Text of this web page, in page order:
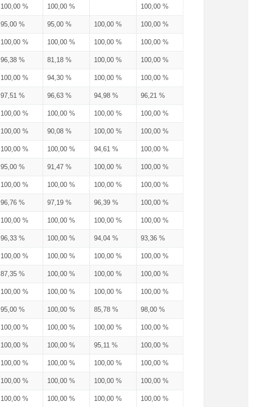
100,00 % 100,00 % 100,00 %
95,00 % 95,00 % 100,00 % 100,00 %
100,00 % 100,00 % 100,00 % 100,00 %
96,38 % 81,18 % 100,00 % 100,00 %
100,00 % 94,30 % 100,00 % 100,00 %
97,51 % 96,63 % 94,98 % 96,21 %
100,00 % 100,00 % 100,00 % 100,00 %
100,00 % 90,08 % 100,00 % 100,00 %
100,00 % 100,00 % 94,61 % 100,00 %
95,00 % 91,47 % 100,00 % 100,00 %
100,00 % 100,00 % 100,00 % 100,00 %
96,76 % 97,19 % 96,39 % 100,00 %
100,00 % 100,00 % 100,00 % 100,00 %
96,33 % 100,00 % 94,04 % 93,36 %
100,00 % 100,00 % 100,00 % 100,00 %
87,35 % 100,00 % 100,00 % 100,00 %
100,00 % 100,00 % 100,00 % 100,00 %
95,00 % 100,00 % 85,78 % 98,00 %
100,00 % 100,00 % 100,00 % 100,00 %
100,00 % 100,00 % 95,11 % 100,00 %
100,00 % 100,00 % 100,00 % 100,00 %
100,00 % 100,00 % 100,00 % 100,00 %
100,00 % 100,00 % 100,00 % 100,00 %